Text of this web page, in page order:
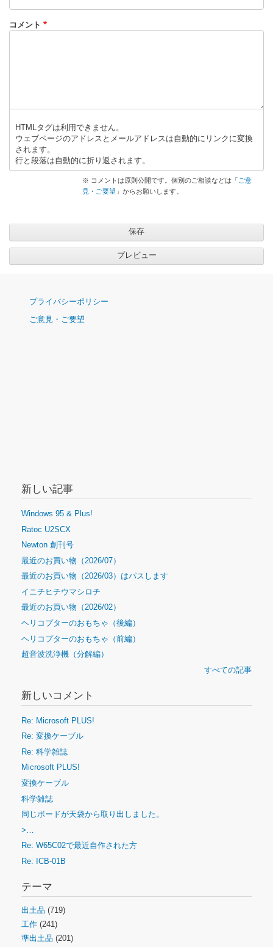
コメント
HTMLタグは利用できません。
ウェブページのアドレスとメールアドレスは自動的にリンクに変換
されます。
行と段落は自動的に折り返されます。
※ コメントは原則公開です。個別のご相談などは「 ご意
見・ご要望 」からお願いします。
ナ
ゲ
プライバシーポリシー
ご意見・ご要望
新しい記事
Windows 95 & Plus!
Ratoc U2SCX
Newton 創刊号
最近のお買い物（2026/07）
最近のお買い物（2026/03）はパスします
イニチヒチウマシロチ
最近のお買い物（2026/02）
ヘリコプターのおもちゃ（後編）
ヘリコプターのおもちゃ（前編）
超音波洗浄機（分解編）
すべての記事
新しいコメント
Re: Microsoft PLUS!
Re: 変換ケーブル
Re: 科学雑誌
Microsoft PLUS!
変換ケーブル
科学雑誌
同じボードが天袋から取り出しました。
>…
Re: W65C02で最近自作された方
Re: ICB-01B
テーマ
出土品 (719)
工作 (241)
準出土品 (201)